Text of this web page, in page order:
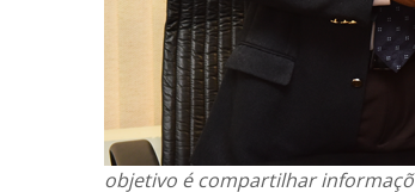
objetivo é compartilhar